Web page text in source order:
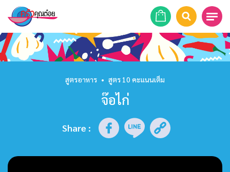
หน้าแรก
รายการย้อนหลัง
สูตรอาหาร • สูตร 10 คะแนนเต็ม
จ๊อไก่
Share :